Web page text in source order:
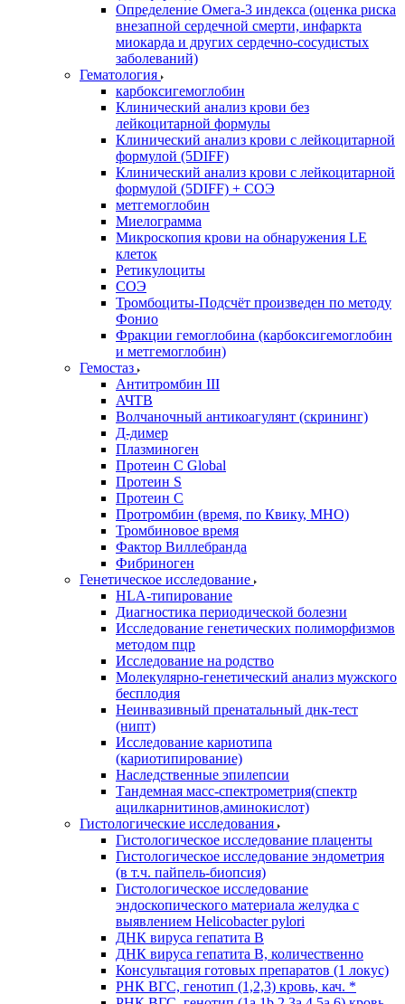
Определение Омега-3 индекса (оценка риска
внезапной сердечной смерти, инфаркта
миокарда и других сердечно-сосудистых
заболеваний)
Гематология
карбоксигемоглобин
Клинический анализ крови без
лейкоцитарной формулы
Клинический анализ крови с лейкоцитарной
формулой (5DIFF)
Клинический анализ крови с лейкоцитарной
формулой (5DIFF) + СОЭ
метгемоглобин
Миелограмма
Микроскопия крови на обнаружения LE
клеток
Ретикулоциты
СОЭ
Тромбоциты-Подсчёт произведен по методу
Фонио
Фракции гемоглобина (карбоксигемоглобин
и метгемоглобин)
Гемостаз
Антитромбин III
АЧТВ
Волчаночный антикоагулянт (скрининг)
Д-димер
Плазминоген
Протеин C Global
Протеин S
Протеин С
Протромбин (время, по Квику, МНО)
Тромбиновое время
Фактор Виллебранда
Фибриноген
Генетическое исследование
HLA-типирование
Диагностика периодической болезни
Исследование генетических полиморфизмов
методом пцр
Исследование на родство
Молекулярно-генетический анализ мужского
бесплодия
Неинвазивный пренатальный днк-тест
(нипт)
Исследование кариотипа
(кариотипирование)
Наследственные эпилепсии
Тандемная масс-спектрометрия(спектр
ацилкарнитинов,аминокислот)
Гистологические исследования
Гистологическое исследование плаценты
Гистологическое исследование эндометрия
(в т.ч. пайпель-биопсия)
Гистологическое исследование
эндоскопического материала желудка с
выявлением Helicobacter pylori
ДНК вируса гепатита B
ДНК вируса гепатита B, количественно
Консультация готовых препаратов (1 локус)
РНК ВГC, генотип (1,2,3) кровь, кач. *